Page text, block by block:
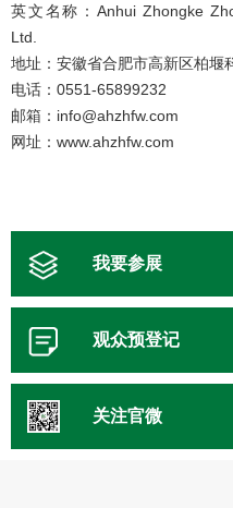
英文名称：Anhui Zhongke
Ltd.
地址：安徽省合肥市高新区柏堰
电话：0551-65899232
邮箱：info@ahzhfw.com
网址：www.ahzhfw.com
我要参展
观众预登记
关注官微